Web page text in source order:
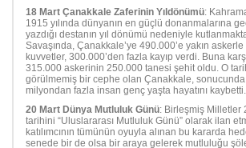
18 Mart Çanakkale Zaferinin Yıldönümü:
1915 yılında dünyanın en güçlü donanmalarına
yazdığı destanın yıl dönümü nedeniyle
Savaşında, Çanakkale’ye 490.000’e yakın
kuvvetler, 300.000’den fazla kayıp verdi. Buna
315.000 askerinin 250.000 tanesi şehit oldu. O
görülmemiş bir cephe olan Çanakkale, sonucunda
milyondan fazla insan genç yaşta hayatını kaybetti.
20 Mart Dünya Mutluluk Günü: Birleşmiş Milletler
tarihini “Uluslararası Mutluluk Günü” olarak ilan
katılımcının tümünün oyuyla alınan bu kararda
senede bir de olsa bir araya gelerek mutluluğu